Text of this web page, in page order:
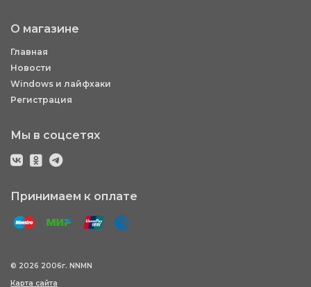
О магазине
Главная
Новости
Windows и лайфхаки
Регистрация
Мы в соцсетях
Принимаем к оплате
© 2026 2006г. NNMN
Карта сайта